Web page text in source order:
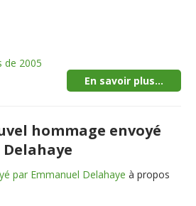
de 2005
En savoir plus...
hommage envoyé
par Emmanuel Delahaye à propos